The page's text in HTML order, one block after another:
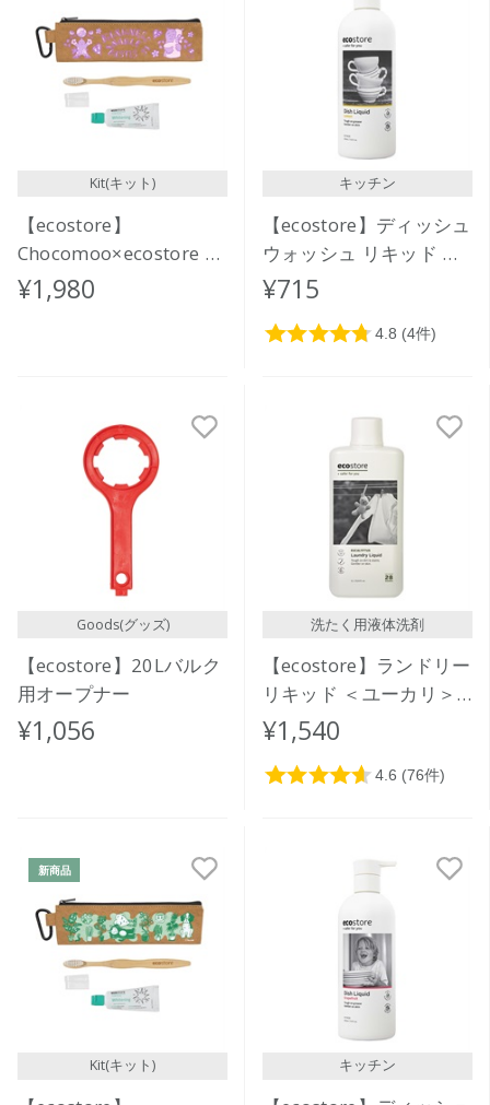
Kit(キット)
【ecostore】
Chocomoo×ecostore オ
ーラルケアセット
<KINDNESS>
¥1,980
キッチン
【ecostore】ディッシュ
ウォッシュ リキッド ポ
ンプ＜レモン＞ 350mL
¥715
Goods(グッズ)
【ecostore】20Lバルク
用オープナー
¥1,056
洗たく用液体洗剤
【ecostore】ランドリー
リキッド ＜ユーカリ＞
1L
¥1,540
新商品
Kit(キット) キッチン